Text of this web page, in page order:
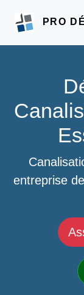
PRO
entreprise